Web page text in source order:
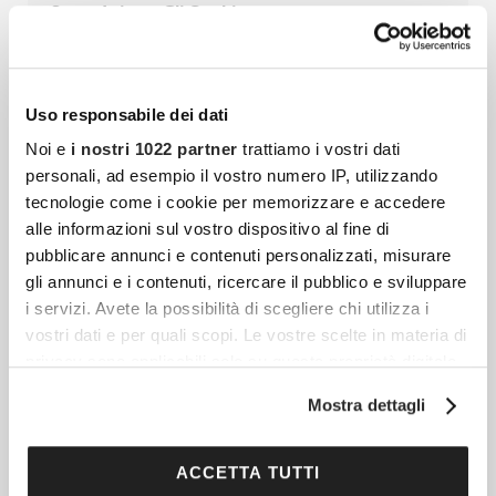
Uso responsabile dei dati
Noi e i nostri 1022 partner trattiamo i vostri dati
personali, ad esempio il vostro numero IP, utilizzando
tecnologie come i cookie per memorizzare e accedere
alle informazioni sul vostro dispositivo al fine di
pubblicare annunci e contenuti personalizzati, misurare
gli annunci e i contenuti, ricercare il pubblico e sviluppare
i servizi. Avete la possibilità di scegliere chi utilizza i
vostri dati e per quali scopi. Le vostre scelte in materia di
modificare o revocare il proprio consenso in qualsiasi
sull'icona di attivazione della privacy.
Mostra dettagli
ACCETTA TUTTI
Senza Irritare Gli Occhi
Con il passare degli anni la zona perioculare
palpebre e ciglia cambiano consistenza.
Questo non impone di rinunciare
Bronzer Per Pelli Mature: Ecco I Migliori Da
Provare
Tonica, compatta, levigata, luminosa e priva
di imperfezioni. Una pelle simile è un sogno
comune, spesso visto però come un
Come Proteggere Le Mani Dal Freddo: Guida Per